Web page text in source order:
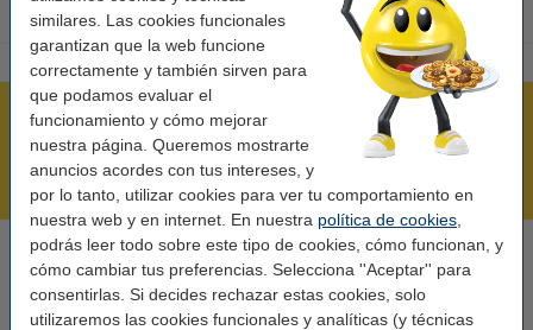
similares. Las cookies funcionales
garantizan que la web funcione
correctamente y también sirven para
que podamos evaluar el
funcionamiento y cómo mejorar
nuestra página. Queremos mostrarte
anuncios acordes con tus intereses, y
por lo tanto, utilizar cookies para ver tu comportamiento en
nuestra web y en internet. En nuestra política de cookies
podrás leer todo sobre este tipo de cookies, cómo funcionan, y
cómo cambiar tus preferencias. Selecciona ''Aceptar'' para
consentirlas. Si decides rechazar estas cookies, solo
utilizaremos las cookies funcionales y analíticas (y técnicas
Rápido y sencillo
¡Recibe en 24 horas!
Llámanos al 900 123 247
En días laborables de 09:00 a 20:00.